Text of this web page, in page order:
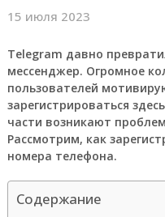
15 июля 2023
Telegram давно
мессенджер. Огромное
пользователей
зарегистрироваться
части возникают
Рассмотрим, как
номера телефона.
Содержание